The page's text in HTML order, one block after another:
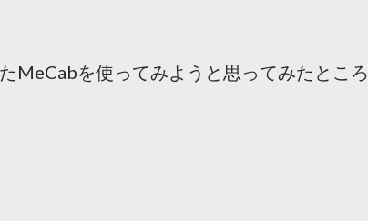
MeCabを使ってみようと思ってみたところ